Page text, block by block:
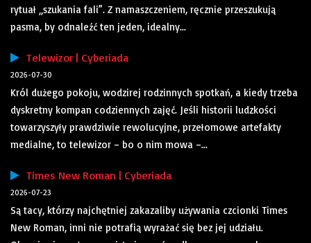
rytuał „szukania fali”. Z namaszczeniem, ręcznie przeszukują
pasma, by odnaleźć ten jeden, idealny...
Telewizor | Cyberiada
2026-07-30
Król dużego pokoju, wodzirej rodzinnych spotkań, a kiedy trzeba
dyskretny kompan codziennych zajęć. Jeśli historii ludzkości
towarzyszyły prawdziwie rewolucyjne, przełomowe artefakty
medialne, to telewizor – bo o nim mowa –...
Times New Roman | Cyberiada
2026-07-23
Są tacy, którzy najchętniej zakazaliby używania czcionki Times
New Roman, inni nie potrafią wyrażać się bez jej udziału.